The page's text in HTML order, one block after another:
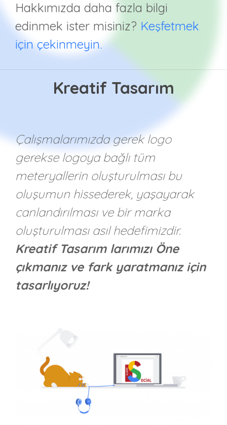
Hakkımızda daha fazla bilgi
edinmek ister misiniz? Keşfetmek
için çekinmeyin.
Kreatif Tasarım
Çalışmalarımızda gerek logo
gerekse logoya bağlı tüm
meteryallerin oluşturulması bu
oluşumun hissederek, yaşayarak
canlandırılması ve bir marka
oluşturulması asıl hedefimizdir.
Kreatif Tasarım larımızı Öne
çıkmanız ve fark yaratmanız için
tasarlıyoruz!